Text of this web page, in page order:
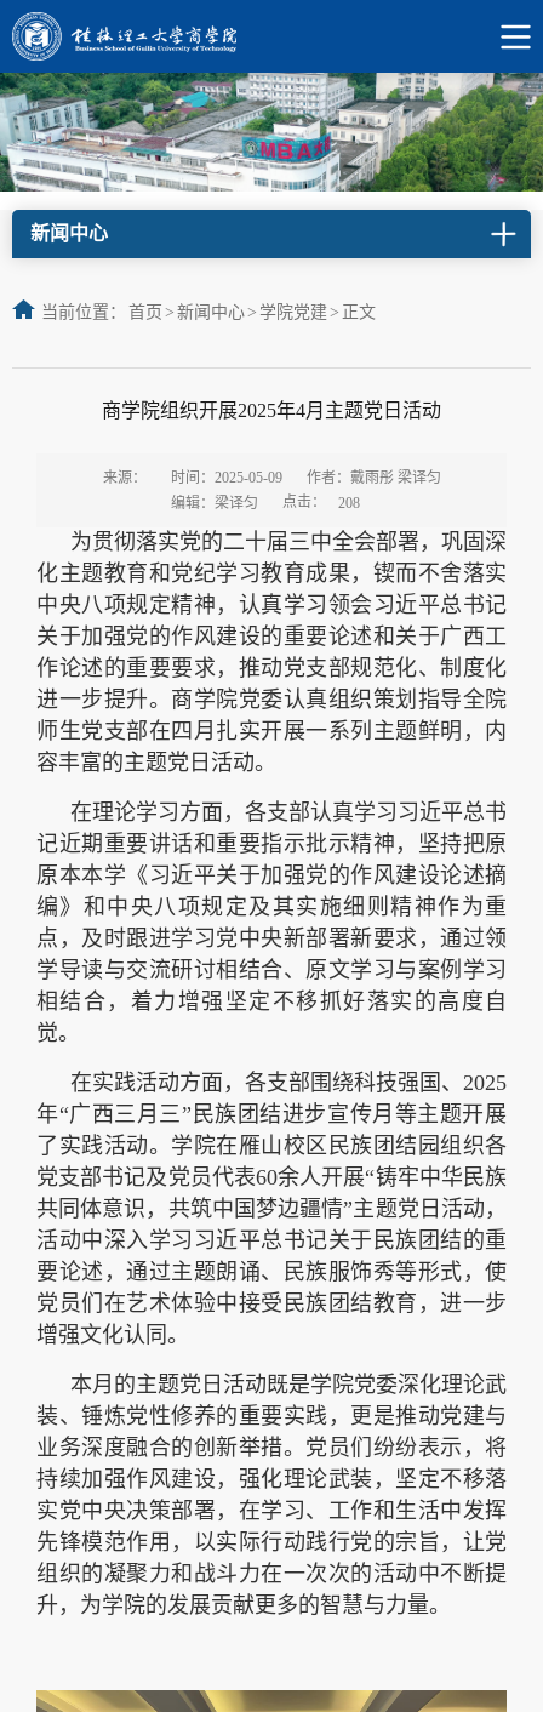
新闻中心
当前位置： 首页 > 新闻中心> 学院党建> 正文
商学院组织开展2025年4月主题党日活动
来源： 时间：2025-05-09
作者：戴雨彤 梁译匀
编辑：梁译匀
点击： 208
为贯彻落实党的二十届三中全会部署，巩固深
化主题教育和党纪学习教育成果，锲而不舍落实
中央八项规定精神，认真学习领会习近平总书记
关于加强党的作风建设的重要论述和关于广西工
作论述的重要要求，推动党支部规范化、制度化
进一步提升。商学院党委认真组织策划指导全院
师生党支部在四月扎实开展一系列主题鲜明，内
容丰富的主题党日活动。
在理论学习方面，各支部认真学习习近平总书
记近期重要讲话和重要指示批示精神，坚持把原
原本本学《习近平关于加强党的作风建设论述摘
编》和中央八项规定及其实施细则精神作为重
点，及时跟进学习党中央新部署新要求，通过领
学导读与交流研讨相结合、原文学习与案例学习
相结合，着力增强坚定不移抓好落实的高度自
觉。
在实践活动方面，各支部围绕科技强国、2025
年“广西三月三”民族团结进步宣传月等主题开展
了实践活动。学院在雁山校区民族团结园组织各
党支部书记及党员代表60余人开展“铸牢中华民族
共同体意识，共筑中国梦边疆情”主题党日活动，
活动中深入学习习近平总书记关于民族团结的重
要论述，通过主题朗诵、民族服饰秀等形式，使
党员们在艺术体验中接受民族团结教育，进一步
增强文化认同。
本月的主题党日活动既是学院党委深化理论武
装、锤炼党性修养的重要实践，更是推动党建与
业务深度融合的创新举措。党员们纷纷表示，将
持续加强作风建设，强化理论武装，坚定不移落
实党中央决策部署，在学习、工作和生活中发挥
先锋模范作用，以实际行动践行党的宗旨，让党
组织的凝聚力和战斗力在一次次的活动中不断提
升，为学院的发展贡献更多的智慧与力量。